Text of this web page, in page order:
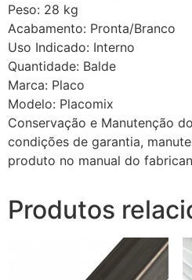
Peso: 28 kg
Acabamento: Pronta/Branco
Uso Indicado: Interno
Quantidade: Balde
Marca: Placo
Modelo: Placomix
Conservação e Manutenção
condições de garantia,
produto no manual do
Produtos